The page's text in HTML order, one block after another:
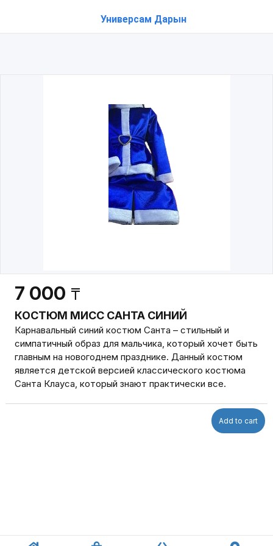
Универсам Дарын
7 000 ₸
КОСТЮМ МИСС САНТА СИНИЙ
Карнавальный синий костюм Санта – стильный и
симпатичный образ для мальчика, который хочет быть
главным на новогоднем празднике. Данный костюм
является детской версией классического костюма
Санта Клауса, который знают практически все.
Add to cart